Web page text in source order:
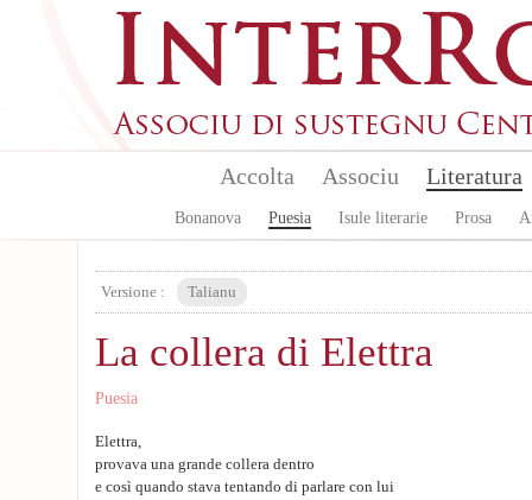
Accolta Associu Literatura
Bonanova Puesia Isule literarie Prosa
Versione : Talianu
La collera di Elettra
Puesia
Elettra,
provava una grande collera dentro
e così quando stava tentando di parlare con lui